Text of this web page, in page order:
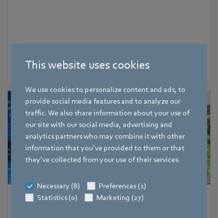
This website uses cookies
We use cookies to personalize content and ads, to
provide social media features and to analyze our
traffic. We also share information about your use of
our site with our social media, advertising and
analytics partners who may combine it with other
information that you’ve provided to them or that
they’ve collected from your use of their services.
Necessary (8)
Preferences (1)
Statistics (0)
Marketing (27)
16. Juli 2026-16. Juli 2026